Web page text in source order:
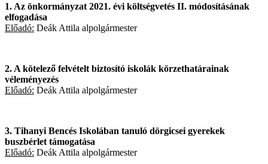
1. Az önkormányzat 2021. évi költségvetés II. módosításának
elfogadása
Előadó: Deák Attila alpolgármester
2. A kötelező felvételt biztosító iskolák körzethatárainak
véleményezés
Előadó: Deák Attila alpolgármester
3. Tihanyi Bencés Iskolában tanuló dörgicsei gyerekek
buszbérlet támogatása
Előadó: Deák Attila alpolgármester